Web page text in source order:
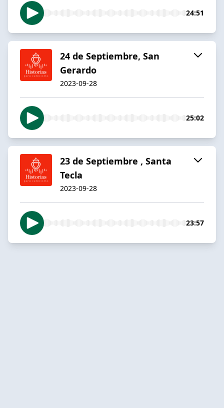
24:51
24 de Septiembre, San
Gerardo
2023-09-28
25:02
23 de Septiembre , Santa
Tecla
2023-09-28
23:57